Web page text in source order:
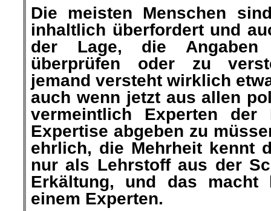
Die meisten Menschen
inhaltlich überfordert und
der Lage, die
überprüfen oder zu
jemand versteht wirklich
auch wenn jetzt aus allen
vermeintlich Experten der
Expertise abgeben zu
ehrlich, die Mehrheit kennt
nur als Lehrstoff aus der
Erkältung, und das
einem Experten.